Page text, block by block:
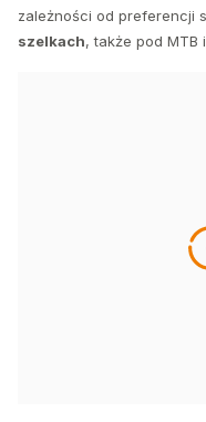
zależności od preferencji
szelkach, także pod MTB